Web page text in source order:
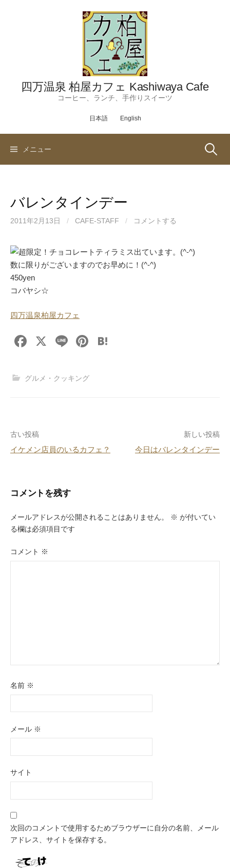
四万温泉 柏屋カフェ Kashiwaya Cafe
コーヒー、ランチ、手作りスイーツ
日本語 English
メニュー 検
バレンタインデー
2011年2月13日 / CAFE-STAFF / コメントする
超限定！チョコレートティラミス出ています。(^-^)
数に限りがございますのでお早めに！(^-^)
450yen
コバヤシ☆
四万温泉柏屋カフェ
F
c
o
k
X
Li
e
Pi
グルメ・クッキング
投
稿
ビ
ゲ
ー
シ
古い投稿
イケメン店員のいるカフェ？
新しい投稿
今日はバレンタインデー
コメントを残す
メールアドレスが公開されることはありません。 ※ が付いてい
る欄は必須項目です
コメント ※
名前 ※
メール ※
サイト
次回のコメントで使用するためブラウザーに自分の名前、メール
アドレス、サイトを保存する。